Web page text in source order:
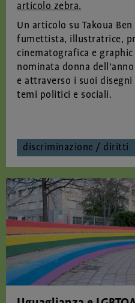
articolo zebra.
Un articolo su Takoua
fumettista, illustratrice,
cinematografica e
nominata donna
e attraverso i suoi
temi politici e sociali.
discriminazione / diritti